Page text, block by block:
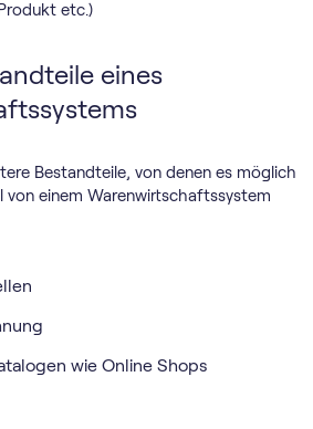
etc.)
eines
Bestandteile, von denen es möglich
von einem Warenwirtschaftssystem
wie Online Shops